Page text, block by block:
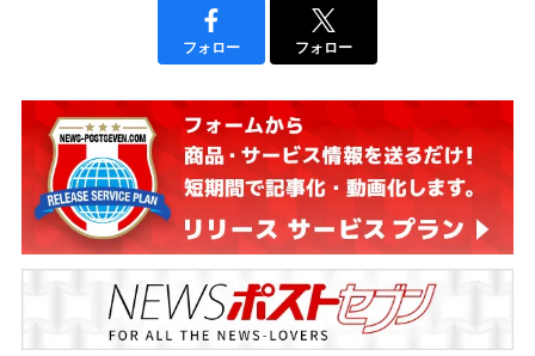
フォロー フォロー